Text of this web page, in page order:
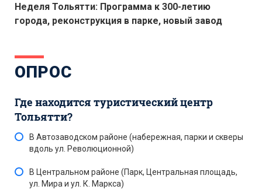
Неделя Тольятти: Программа к 300-летию
города, реконструкция в парке, новый завод
ОПРОС
Где находится туристический центр
Тольятти?
В Автозаводском районе (набережная, парки и скверы
вдоль ул. Революционной)
В Центральном районе (Парк, Центральная площадь,
ул. Мира и ул. К. Маркса)